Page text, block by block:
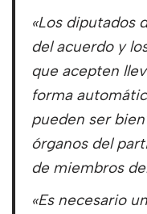
«Los diputados
del acuerdo y
que acepten
forma
pueden ser
órganos del
de miembros
«Es necesario